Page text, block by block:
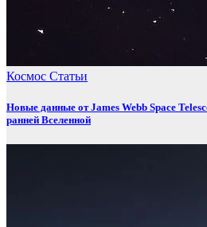
Космос Статьи
Новые данные от James Webb Space
ранней Вселенной